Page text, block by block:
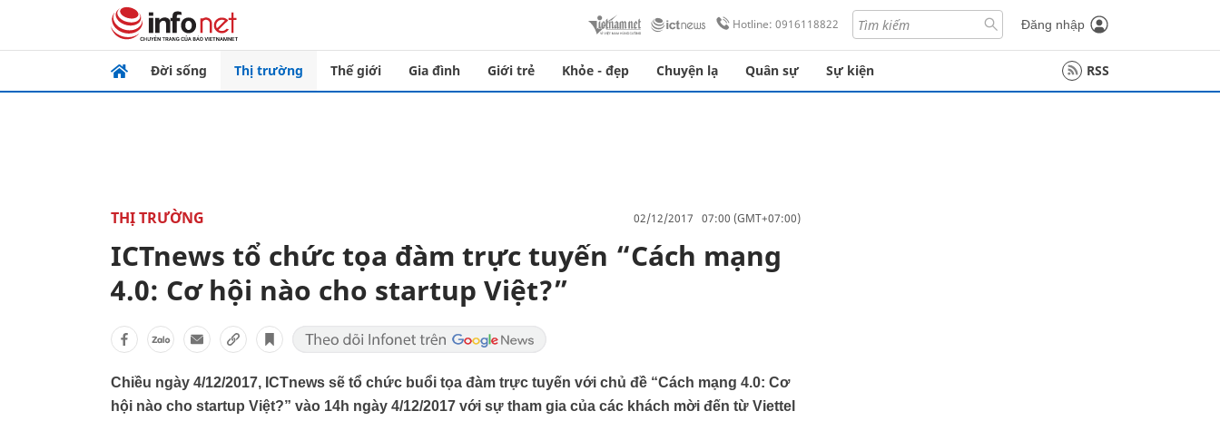
Hotline: 0916118822 Đăng nhập
Đời sống Thị trường Thế giới Gia đình Giới trẻ Khỏe - đẹp Chuyện lạ Quân sự Sự kiện RSS
THỊ TRƯỜNG 02/12/2017 07:00 (GMT+07:00)
ICTnews tổ chức tọa đàm trực tuyến “Cách mạng
4.0: Cơ hội nào cho startup Việt?”
Chiều ngày 4/12/2017, ICTnews sẽ tổ chức buổi tọa đàm trực tuyến với chủ đề “Cách mạng 4.0: Cơ
hội nào cho startup Việt?” vào 14h ngày 4/12/2017 với sự tham gia của các khách mời đến từ Viettel